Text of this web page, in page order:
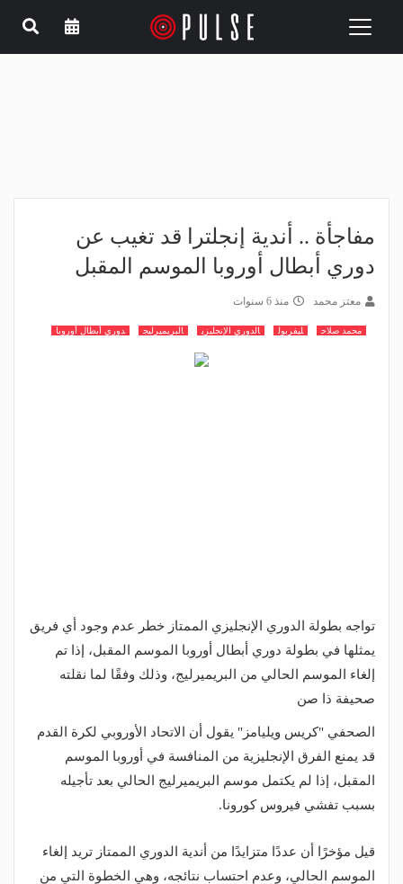
Toggle
مفاجأة .. أندية إنجلترا قد تغيب عن
دوري أبطال أوروبا الموسم المقبل
معتز محمد منذ 6 سنوات
محمد صلاح ليفربول الدوري الإنجليزي البريميرليج دوري أبطال أوروبا
تواجه بطولة الدوري الإنجليزي الممتاز خطر عدم وجود أي فريق
يمثلها في بطولة دوري أبطال أوروبا الموسم المقبل، إذا تم
إلغاء الموسم الحالي من البريميرليج، وذلك وفقًا لما نقلته
صحيفة ذا صن
الصحفي "كريس ويليامز" يقول أن الاتحاد الأوروبي لكرة القدم
قد يمنع الفرق الإنجليزية من المنافسة في أوروبا الموسم
المقبل، إذا لم يكتمل موسم البريميرليج الحالي بعد تأجيله
بسبب تفشي فيروس كورونا.
قيل مؤخرًا أن عددًا متزايدًا من أندية الدوري الممتاز تريد إلغاء
الموسم الحالي، وعدم احتساب نتائجه، وهي الخطوة التي من